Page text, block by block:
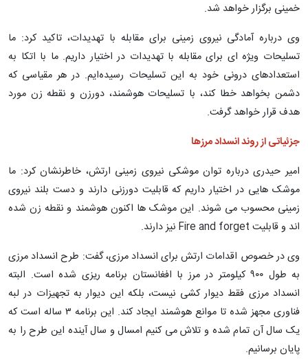
خمینی برگزار خواهد شد.
وی درباره آمادگی نیروی زمینی برای مقابله با تهدیدات، تاکید کرد: ما
تسلیحات ویژه ای برای مقابله با تهدیدات در اختیار داریم. ما با اتکا به
استعدادهای درونی خود به این تسلیحات رسیده‌ایم. در هر مقیاسی که
دشمن بخواهد خطا کند، با تسلیحات هوشمند، دورزن و نقطه زن مورد
هدف قرار خواهد گرفت.
جزئیاتی از روند انسداد مرزها
امیر حیدری درباره توان موشکی نیروی زمینی ارتش، خاطرنشان کرد: ما
موشک هایی در اختیار داریم که قابلیت دورزنی دارند و دست بلند نیروی
زمینی محسوب می شوند. این موشک ها اکنون هوشمند و نقطه زن شده
اند و قابلیت Fire and forget نیز دارند.
وی در خصوص اقدامات ارتش برای انسداد مرزی، گفت: طرح انسداد مرزی
به طول ۹۰۰ کیلومتر در مرز با افغانستان برنامه ریزی شده است. البته
انسداد مرزی فقط دیوار کشی نیست، بلکه این دیوار به تجهیزات در لبه
فناوری مجهز شده تا موانع هوشمند ایجاد کند. این برنامه ۳ ساله است که
یک سال آن تمام شده و تلاش می کنیم امسال و سال آینده این طرح را به
پایان برسانیم.